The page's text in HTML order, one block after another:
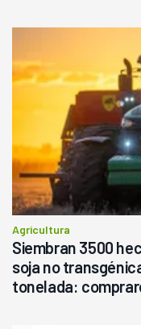
Agricultura
Siembran 3500
soja no
tonelada: